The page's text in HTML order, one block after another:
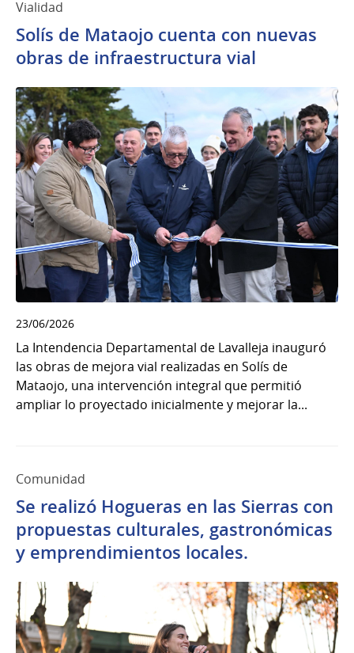
Vialidad
Solís de Mataojo cuenta con nuevas
obras de infraestructura vial
23/06/2026
La Intendencia Departamental de Lavalleja inauguró
las obras de mejora vial realizadas en Solís de
Mataojo, una intervención integral que permitió
ampliar lo proyectado inicialmente y mejorar la...
Comunidad
Se realizó Hogueras en las Sierras con
propuestas culturales, gastronómicas
y emprendimientos locales.